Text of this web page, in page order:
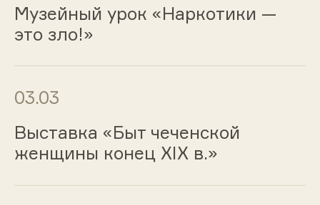
Музейный урок «Наркотики —
это зло!»
03.03
Выставка «Быт чеченской
женщины конец XIX в.»